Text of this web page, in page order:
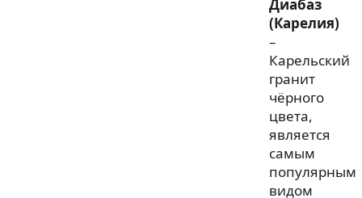
Диабаз
(Карелия)
–
Карельский
гранит
чёрного
цвета,
является
самым
популярным
видом